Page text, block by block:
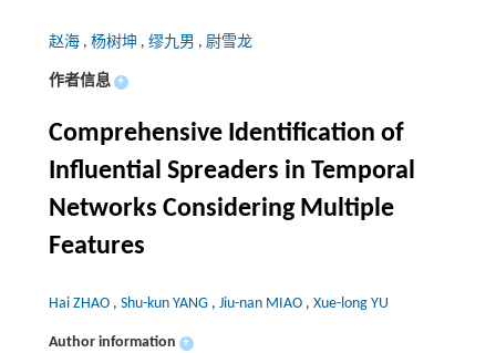
赵海 , 杨树坤 , 缪九男 , 尉雪龙
作者信息 +
Comprehensive Identification of
Influential Spreaders in Temporal
Networks Considering Multiple
Features
Hai ZHAO , Shu-kun YANG , Jiu-nan MIAO , Xue-long YU
Author information +